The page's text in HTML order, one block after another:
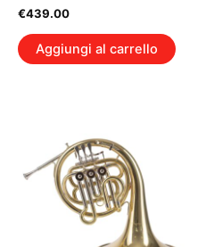
€439.00
Aggiungi al carrello